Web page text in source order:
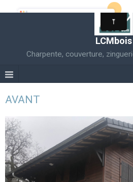
LCMbois
Charpente, couverture,
AVANT